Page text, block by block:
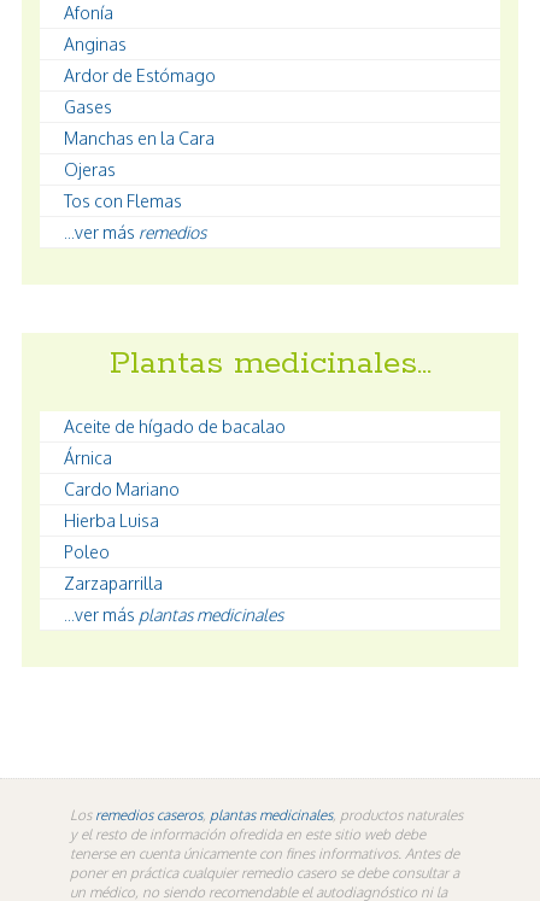
Afonía
Anginas
Ardor de Estómago
Gases
Manchas en la Cara
Ojeras
Tos con Flemas
...ver más remedios
Plantas medicinales…
Aceite de hígado de bacalao
Árnica
Cardo Mariano
Hierba Luisa
Poleo
Zarzaparrilla
...ver más plantas medicinales
Los remedios caseros, plantas medicinales, productos naturales
y el resto de información ofredida en este sitio web debe
tenerse en cuenta únicamente con fines informativos. Antes de
poner en práctica cualquier remedio casero se debe consultar a
un médico, no siendo recomendable el autodiagnóstico ni la